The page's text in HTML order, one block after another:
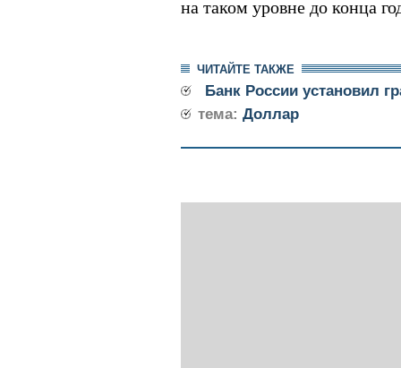
на таком уровне до конца
ЧИТАЙТЕ ТАКЖЕ
Банк России установил
тема: Доллар